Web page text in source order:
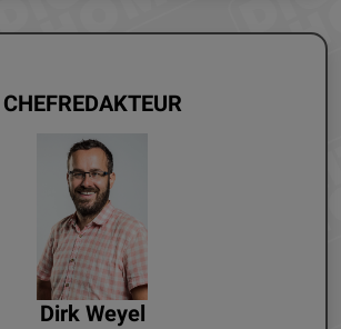
CHEFREDAKTEUR
Dirk Weyel